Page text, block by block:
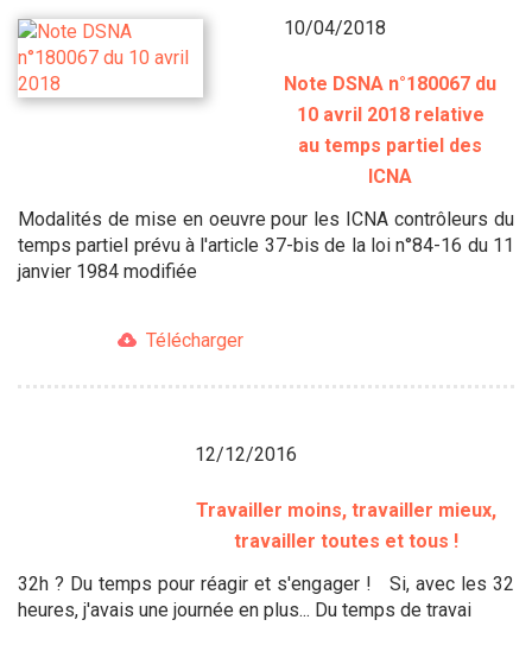
10/04/2018
Note DSNA n°180067 du
10 avril 2018 relative
au temps partiel des
ICNA
Modalités de mise en oeuvre pour les ICNA contrôleurs du
temps partiel prévu à l'article 37-bis de la loi n°84-16 du 11
janvier 1984 modifiée
Télécharger
12/12/2016
Travailler moins, travailler mieux,
travailler toutes et tous !
32h ? Du temps pour réagir et s'engager ! Si, avec les 32
heures, j'avais une journée en plus... Du temps de travai